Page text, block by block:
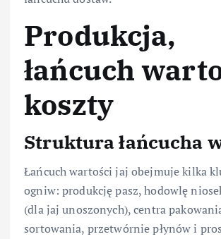
Produkcja,
łańcuch
koszty
Struktura łańcucha
Łańcuch wartości jaj obejmuje kilka
ogniw: produkcję pasz, hodowlę
(dla jaj unoszonych), centra
sortowania, przetwórnie płynów i